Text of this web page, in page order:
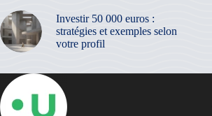
Investir 50 000 euros :
stratégies et exemples selon
votre profil